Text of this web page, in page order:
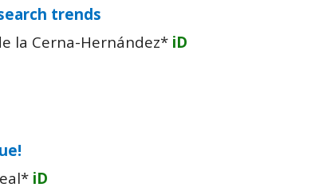
trends
la Cerna-Hernández* iD
iD